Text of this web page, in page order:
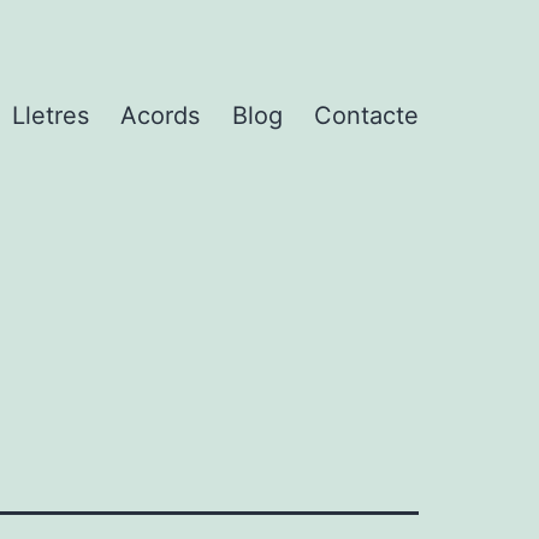
Lletres Acords Blog Contacte